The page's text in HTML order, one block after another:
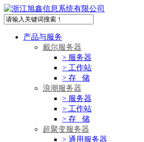
产品与服务
戴尔服务器
> 服务器
> 工作站
> 存 储
浪潮服务器
> 服务器
> 工作站
> 存 储
超聚变服务器
> 通用服务器